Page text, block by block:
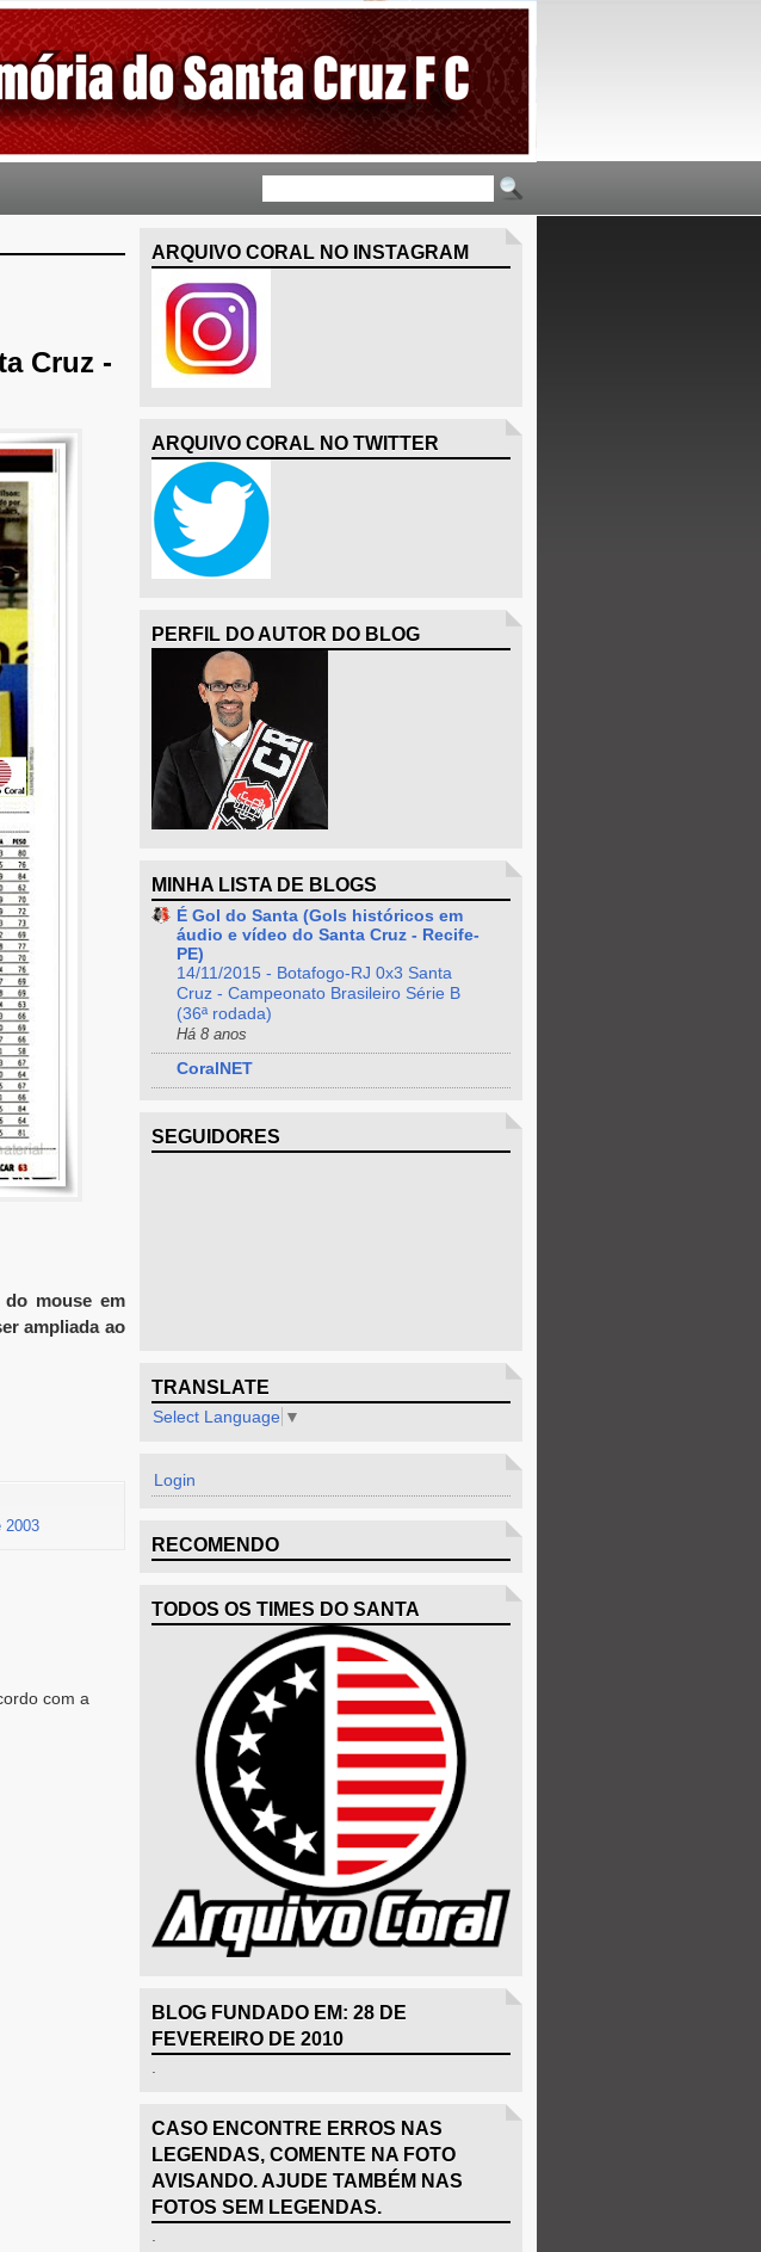
Cruz -
mouse em
ampliada ao
2003
com a
ARQUIVO CORAL NO INSTAGRAM
ARQUIVO CORAL NO TWITTER
PERFIL DO AUTOR DO BLOG
MINHA LISTA DE BLOGS
É Gol do Santa (Gols históricos em
áudio e vídeo do Santa Cruz - Recife-
PE)
14/11/2015 - Botafogo-RJ 0x3 Santa
Cruz - Campeonato Brasileiro Série B
(36ª rodada)
Há 8 anos
CoralNET
SEGUIDORES
TRANSLATE
Select Language ▼
Login
RECOMENDO
TODOS OS TIMES DO SANTA
BLOG FUNDADO EM: 28 DE
FEVEREIRO DE 2010
CASO ENCONTRE ERROS NAS
LEGENDAS, COMENTE NA FOTO
AVISANDO. AJUDE TAMBÉM NAS
FOTOS SEM LEGENDAS.